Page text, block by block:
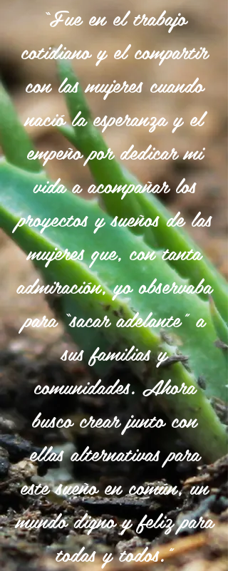
“Fue en el trabajo
cotidiano y el compartir
con las mujeres cuando
nació la esperanza y el
empeño por dedicar mi
vida a acompañar los
proyectos y sueños de las
mujeres que, con tanta
admiración, yo observaba
para “sacar adelante” a
sus familias y
comunidades. Ahora
busco crear junto con
ellas alternativas para
este sueño en común, un
mundo digno y feliz para
todas y todos.”